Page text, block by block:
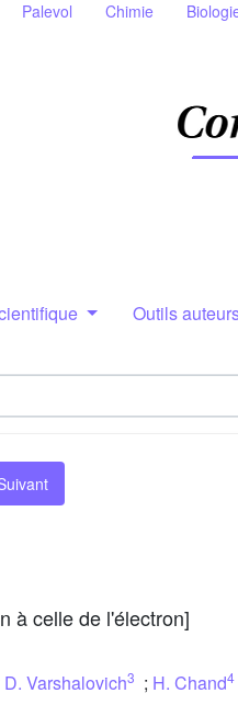
Palevol Chimie
Outils
à celle de l'électron]
D. Varshalovich3 ; H. Chand4